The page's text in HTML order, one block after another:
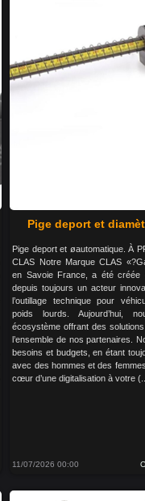
Pige deport et
Pige deport et øautomatique. À
CLAS Notre Marque CLAS
en Savoie France, a été créée
depuis toujours un acteur
l’outillage technique pour
poids lourds. Aujourd’hui,
écosystème offrant des
l’ensemble de nos partenaires.
besoins et budgets, en étant
avec des hommes et des
cœur d’une digitalisation à votre
11/07/2026 00:00